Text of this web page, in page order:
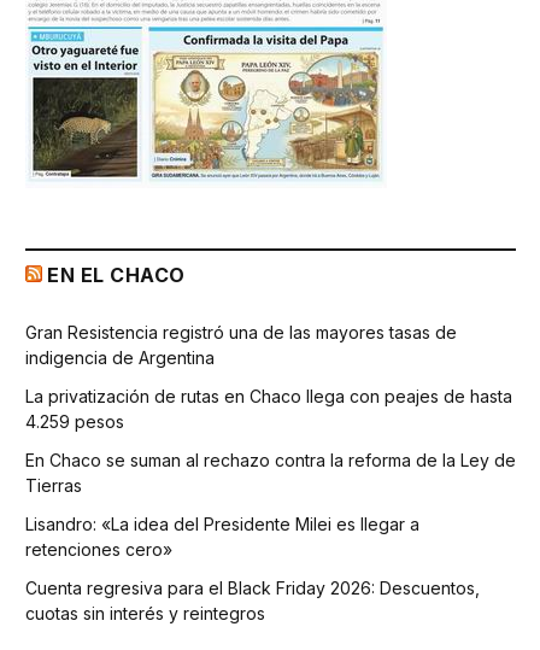
EN EL CHACO
Gran Resistencia registró una de las mayores tasas de
indigencia de Argentina
La privatización de rutas en Chaco llega con peajes de hasta
4.259 pesos
En Chaco se suman al rechazo contra la reforma de la Ley de
Tierras
Lisandro: «La idea del Presidente Milei es llegar a
retenciones cero»
Cuenta regresiva para el Black Friday 2026: Descuentos,
cuotas sin interés y reintegros